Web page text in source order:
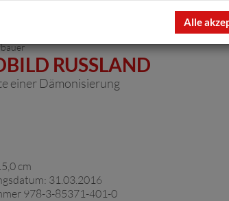
Artikel 1 von
RUSSLAND
einer Dämonisierung
cm
31.03.2016
978-3-85371-401-0
Alle